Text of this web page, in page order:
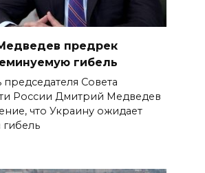
предрек
гибель
председателя Совета
России Дмитрий Медведев
что Украину ожидает